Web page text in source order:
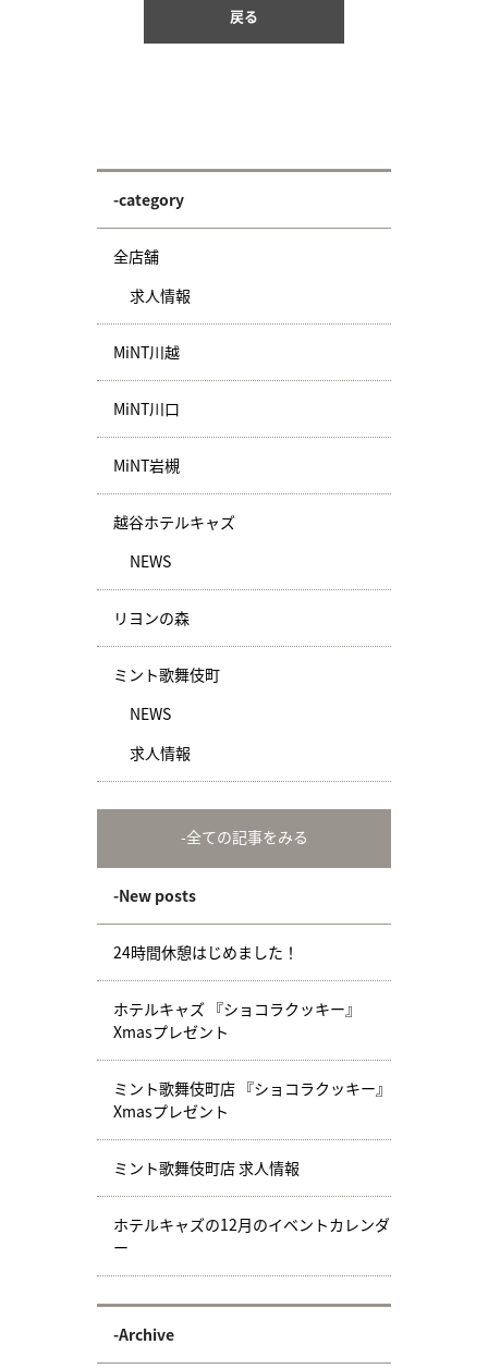
戻る
-category
全店舗
求人情報
MiNT川越
MiNT川口
MiNT岩槻
越谷ホテルキャズ
NEWS
リヨンの森
ミント歌舞伎町
NEWS
求人情報
-全ての記事をみる
-New posts
24時間休憩はじめました！
ホテルキャズ 『ショコラクッキー』
Xmasプレゼント
ミント歌舞伎町店 『ショコラクッキー』
Xmasプレゼント
ミント歌舞伎町店 求人情報
ホテルキャズの12月のイベントカレンダ
ー
-Archive